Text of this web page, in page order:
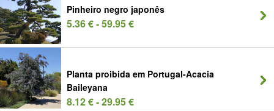
Pinheiro negro japonês
5.36 € - 59.95 €
Planta proibida em Portugal-Acacia
Baileyana
8.12 € - 29.95 €